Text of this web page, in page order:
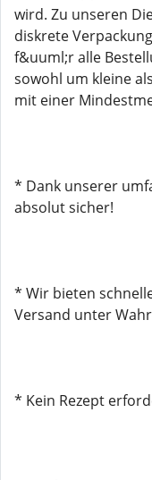
wird. Zu unseren
diskrete
f&uuml;r alle
sowohl um kleine
mit einer
* Dank unserer
absolut sicher!
* Wir bieten
Versand unter
* Kein Rezept